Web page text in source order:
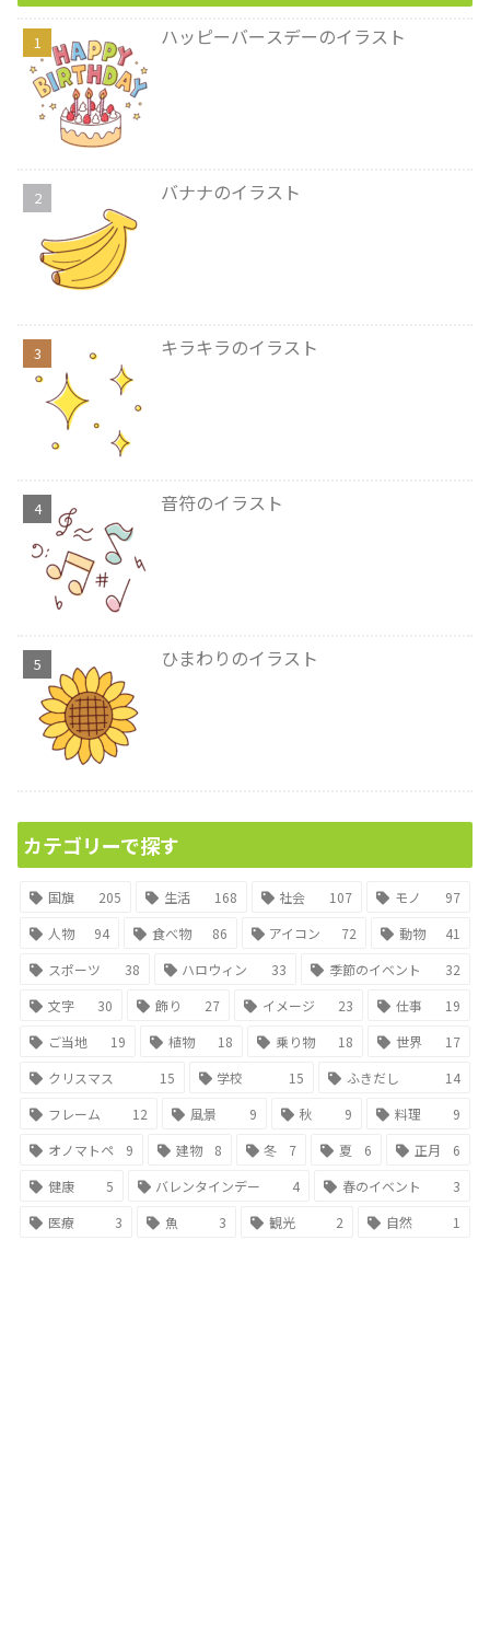
ハッピーバースデーのイラスト
バナナのイラスト
キラキラのイラスト
音符のイラスト
ひまわりのイラスト
カテゴリーで探す
国旗 205 生活 168 社会 107 モノ
97
人物
94 食べ物 86 アイコン 72 動物
41
スポーツ
38 ハロウィン 33 季節のイベント
32
文字
30 飾り 27 イメージ 23 仕事
19
ご当地
19 植物 18 乗り物 18 世界
17
クリスマス
15 学校 15 ふきだし
14
フレーム
12 風景 9 秋 9 料理
9
オノマトペ
9 建物 8 冬 7 夏 6 正月
6
健康
5 バレンタインデー 4 春のイベント
3
医療
3 魚 3 観光 2 自然 1